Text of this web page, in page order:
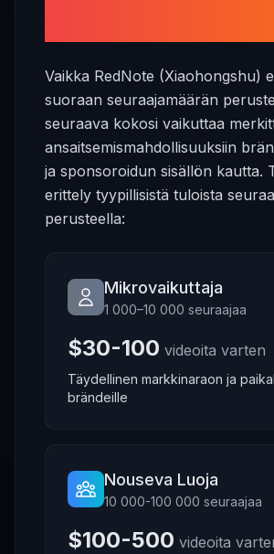
Vaikka RedNote (Xiaohongshu)
suoraan seuraajamäärän
seuraava kokosi vaikuttaa
ansaitsemismahdollisuuksiin
ja sponsoroidun sisällön kautta.
erittely tyypillisistä tuloista
perusteella:
Mikrovaikuttaja
1 000–10 000 seuraajaa
$30-100 videoita varten
Täydellinen markkinaraon ja
brändeille
Nouseva Luoja
10 000-100 000 seuraajaa
$100-500 videoita